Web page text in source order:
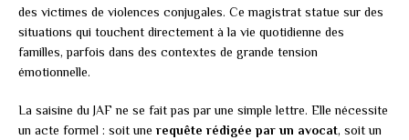
des victimes de violences conjugales. Ce magistrat statue sur des
situations qui touchent directement à la vie quotidienne des
familles, parfois dans des contextes de grande tension
émotionnelle.
La saisine du JAF ne se fait pas par une simple lettre. Elle nécessite
un acte formel : soit une requête rédigée par un avocat, soit un